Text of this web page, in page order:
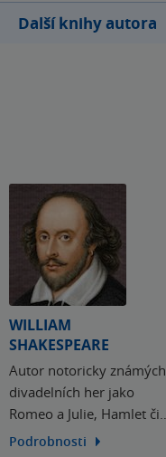
Další knihy autora
WILLIAM
SHAKESPEARE
Autor notoricky známých
divadelních her jako
Romeo a Julie, Hamlet či
Sen noci svatojánské -
Podrobnosti